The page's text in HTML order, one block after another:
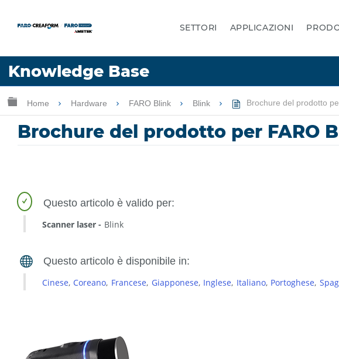
SETTORI APPLICAZIONI
Knowledge Base
Lingua
Ingrandisci/riduci gerarchia globale
Home Hardware FARO Blink Blink Brochure del prodotto
Brochure del prodotto per FARO
Scanner laser Blink
Cinese Coreano Francese Giapponese Inglese Italiano Portoghese